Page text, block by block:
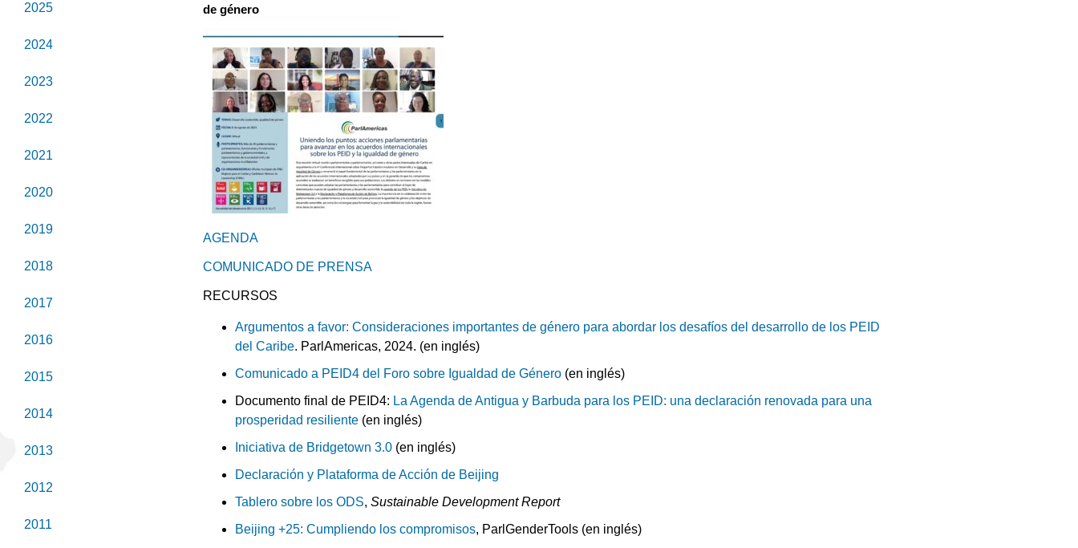
2025
2024
2023
2022
2021
2020
2019
2018
2017
2016
2015
2014
2013
2012
2011
de género
AGENDA
COMUNICADO DE PRENSA
RECURSOS
Argumentos a favor: Consideraciones importantes de género para abordar los desafíos del desarrollo de los PEID
del Caribe. ParlAmericas, 2024. (en inglés)
Comunicado a PEID4 del Foro sobre Igualdad de Género (en inglés)
Documento final de PEID4: La Agenda de Antigua y Barbuda para los PEID: una declaración renovada para una
prosperidad resiliente (en inglés)
Iniciativa de Bridgetown 3.0 (en inglés)
Declaración y Plataforma de Acción de Beijing
Tablero sobre los ODS,Sustainable Development Report
Beijing +25: Cumpliendo los compromisos, ParlGenderTools (en inglés)